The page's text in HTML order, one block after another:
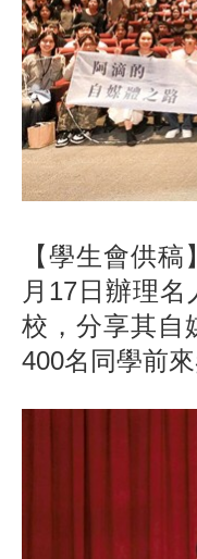
【學生會供
月17日辦理
校，分享其自
400名同學前來